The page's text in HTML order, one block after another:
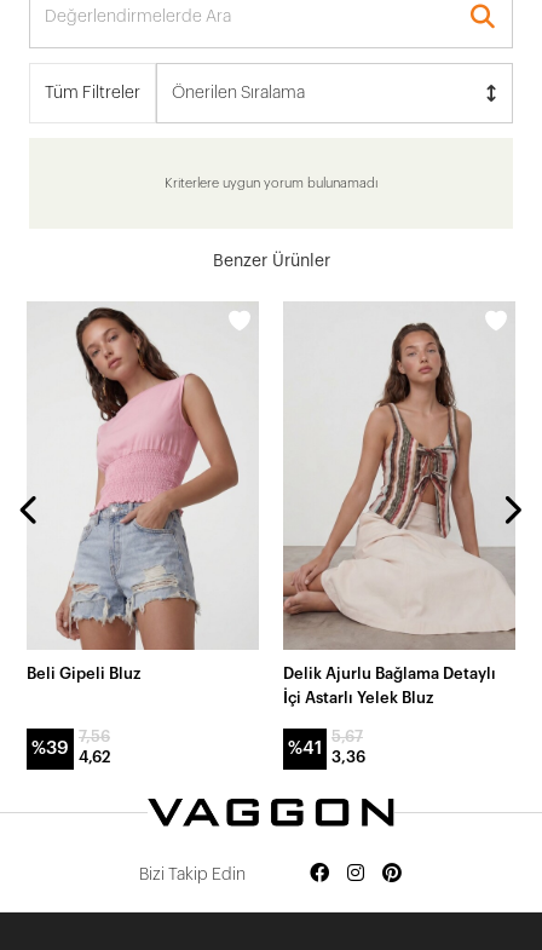
Tüm Filtreler Önerilen Sıralama
Kriterlere uygun yorum bulunamadı
Benzer Ürünler
Beli Gipeli Bluz
%39
7,56
4,62
Delik Ajurlu Bağlama Detaylı
İçi Astarlı Yelek Bluz
%41
5,67
3,36
Bizi Takip Edin